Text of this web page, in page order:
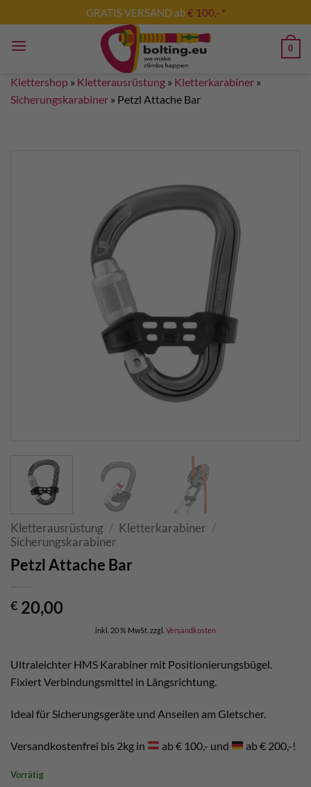
Inhalt
springen
GRATIS VERSAND ab€ 100,- *
0
Klettershop » Kletterausrüstung » Kletterkarabiner »
Sicherungskarabiner » Petzl Attache Bar
Kletterausrüstung / Kletterkarabiner /
Sicherungskarabiner
Petzl Attache Bar
€ 20,00
inkl. 20 % MwSt. zzgl. Versandkosten
Ultraleichter HMS Karabiner mit Positionierungsbügel.
Fixiert Verbindungsmittel in Längsrichtung.
Ideal für Sicherungsgeräte und Anseilen am Gletscher.
Versandkostenfrei bis 2kg in ab € 100,- und ab € 200,-!
Vorrätig